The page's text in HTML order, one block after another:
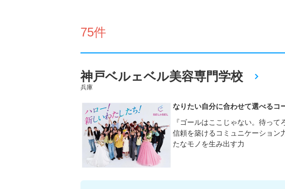
75件
神戸ベルェベル美容専門学校
兵庫
なりたい自分に合わせて選べるコ
『ゴールはここじゃない。待っ
信頼を築けるコミュニケーション
たなモノを生み出す力